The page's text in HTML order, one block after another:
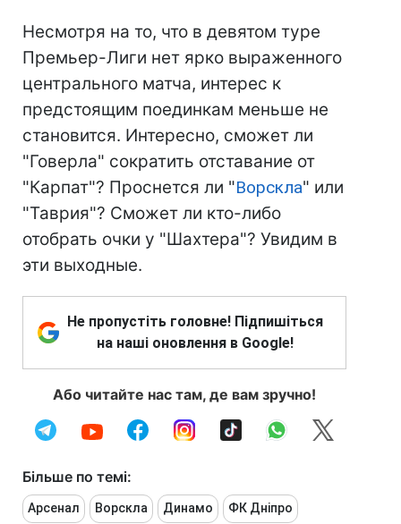
Несмотря на то, что в девятом туре
Премьер-Лиги нет ярко выраженного
центрального матча, интерес к
предстоящим поединкам меньше не
становится. Интересно, сможет ли
"Говерла" сократить отставание от
"Карпат"? Проснется ли "Ворскла" или
"Таврия"? Сможет ли кто-либо
отобрать очки у "Шахтера"? Увидим в
эти выходные.
Не пропустіть головне! Підпишіться
на наші оновлення в Google!
Або читайте нас там, де вам зручно!
Більше по темі:
Арсенал Ворскла Динамо ФК Дніпро